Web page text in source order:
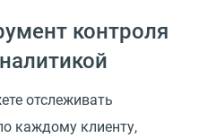
контроля
отслеживать
каждому клиенту,